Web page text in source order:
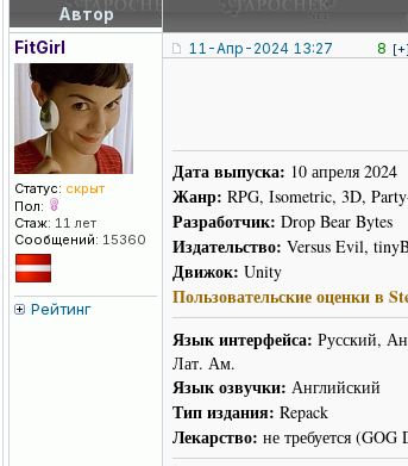
Автор
FitGirl
Статус: скрыт
Пол:
Стаж: 11 лет
Сообщений: 15360
Рейтинг
11-Апр-2024 13:27 8 [+]
Дата выпуска: 10 апреля 2024
Жанр: RPG, Isometric, 3D,
Разработчик: Drop Bear Bytes
Издательство: Versus Evil,
Движок: Unity
Пользовательские оценки в
Язык интерфейса: Русский,
Лат. Ам.
Язык озвучки: Английский
Тип издания: Repack
Лекарство: не требуется (GOG